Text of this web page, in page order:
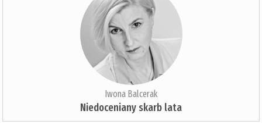
Iwona Balcerak
Niedoceniany skarb lata